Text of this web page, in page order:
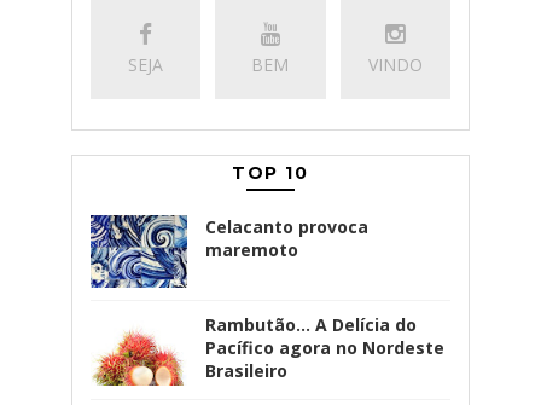
SEJA BEM VINDO
TOP 10
Celacanto provoca
maremoto
Rambutão... A Delícia do
Pacífico agora no Nordeste
Brasileiro